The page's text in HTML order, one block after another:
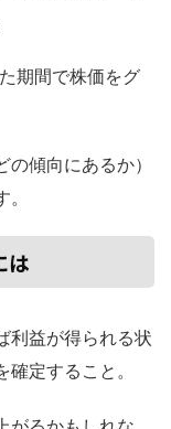
期間で株価をグ
傾向にあるか）
は
利益が得られる状
定すること。